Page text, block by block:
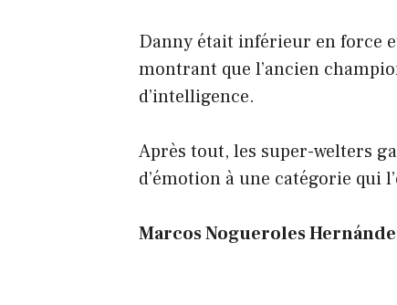
Danny était inférieur en force
montrant que l’ancien
d’intelligence.
Après tout, les super-welters
d’émotion à une catégorie qui
Marcos Nogueroles